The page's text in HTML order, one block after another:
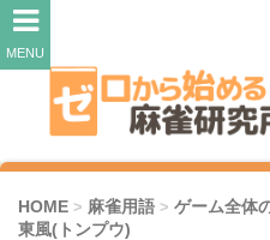
MENU
HOME > 麻雀用語 > ゲーム全体
東風(トンプウ)